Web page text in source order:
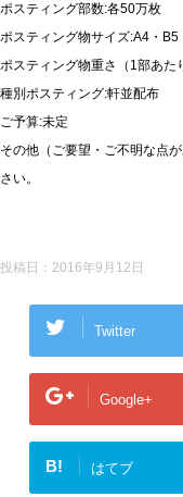
ポスティング部数:各50万枚
ポスティング物サイズ:A4・B5
ポスティング物重さ（1部あた
種別ポスティング:軒並配布
ご予算:未定
その他（ご要望・ご不明な点
さい。
投稿日： 2016年9月12日
Twitter
Google+
B! はてブ